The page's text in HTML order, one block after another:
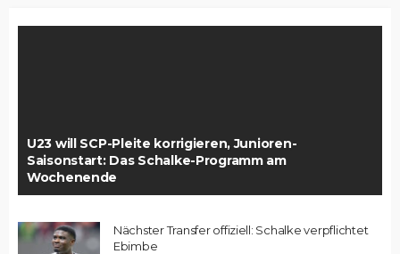
U23 will SCP-Pleite korrigieren, Junioren-
Saisonstart: Das Schalke-Programm am
Wochenende
Nächster Transfer offiziell: Schalke verpflichtet
Ebimbe